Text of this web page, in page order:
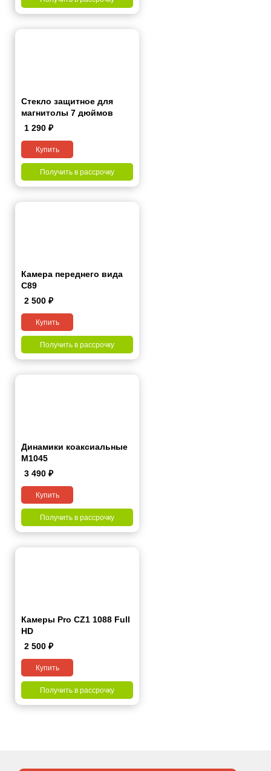
Стекло защитное для
магнитолы 7 дюймов
1 290 ₽
Купить
Получить в рассрочку
Камера переднего вида
С89
2 500 ₽
Купить
Получить в рассрочку
Динамики коаксиальные
M1045
3 490 ₽
Купить
Получить в рассрочку
Камеры Pro CZ1 1088 Full
HD
2 500 ₽
Купить
Получить в рассрочку